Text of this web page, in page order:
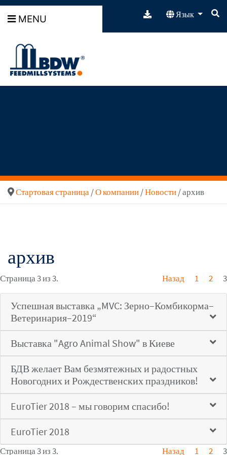
MENU Язык
Стартовая страница/О компании/Новости/ архив
архив
Страница 3 из 3. Назад 1 2 3
Успешная выставка „MVC: Зерно–Комбикорма–
Ветеринария–2019“
Выставка "Agro Animal Show" в Киеве
БДВ желает Вам безмятежных и радостных
Новогодних и Рождественских праздников!
EuroTier 2018 – мы говорим спасибо!
EuroTier 2018
Страница 3 из 3. Назад 1 2 3